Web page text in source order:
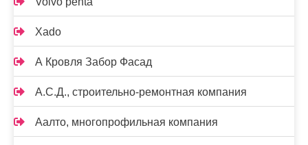
Xado
А Кровля Забор Фасад
А.С.Д., строительно-ремонтная компания
Аалто, многопрофильная компания